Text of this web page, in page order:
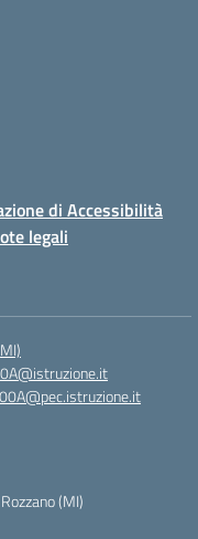
di Accessibilità
legali
(MI)